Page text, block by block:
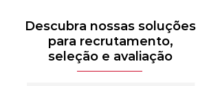
Descubra nossas soluções
para recrutamento,
seleção e avaliação